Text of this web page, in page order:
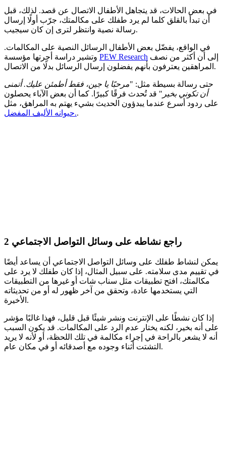
في بعض الحالات، قد يتجاهل الأطفال الاتصال عن قصد. لذلك، قبل
أن تبدأ بالقلق كلما لم يرد طفلك على مكالمتك، جرّب أولًا إرسال
رسالة نصية وانتظر لترى إن كان سيجيب.
في الواقع، يفضّل بعض الأطفال الرسائل النصية على المكالمات.
PEW Research
المراهقين يعترفون بأنهم يفضلون إرسال الرسائل بدلًا من الاتصال.
حتى رسالة بسيطة مثل: "مرحبًا يا جين، فقط أطمئن عليك. أتمنى
أن تكوني بخير " قد تُحدث فرقًا كبيرًا. كما أن بعض الآباء يحصلون
على ردود أسرع عندما يبدؤون الحديث بشيء يهتم به المراهق، مثل
حيوانه الأليف المفضل..
2 راجع نشاطه على وسائل التواصل الاجتماعي
يمكن لنشاط طفلك على وسائل التواصل الاجتماعي أن يساعد أيضًا
في تقييم مدى سلامته. على سبيل المثال، إذا كان طفلك لا يرد على
مكالمتك، افتح تطبيقات مثل سناب شات أو غيرها من التطبيقات
التي يستخدمها عادة، وتحقق من آخر ظهور له أو من تحديثاته
الأخيرة.
إذا كان نشطًا على الإنترنت ونشر شيئًا قبل قليل، فهذا غالبًا مؤشر
على أنه بخير، لكنه يختار عدم الرد على المكالمات. قد يكون السبب
أنه لا يشعر بالراحة في إجراء مكالمة في تلك اللحظة، أو لأنه لا يريد
التشتت أثناء وجوده مع أصدقائه أو في مكان عام.